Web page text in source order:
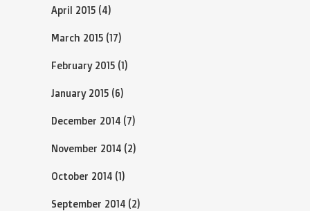
April 2015 (4)
March 2015 (17)
February 2015 (1)
January 2015 (6)
December 2014 (7)
November 2014 (2)
October 2014 (1)
September 2014 (2)